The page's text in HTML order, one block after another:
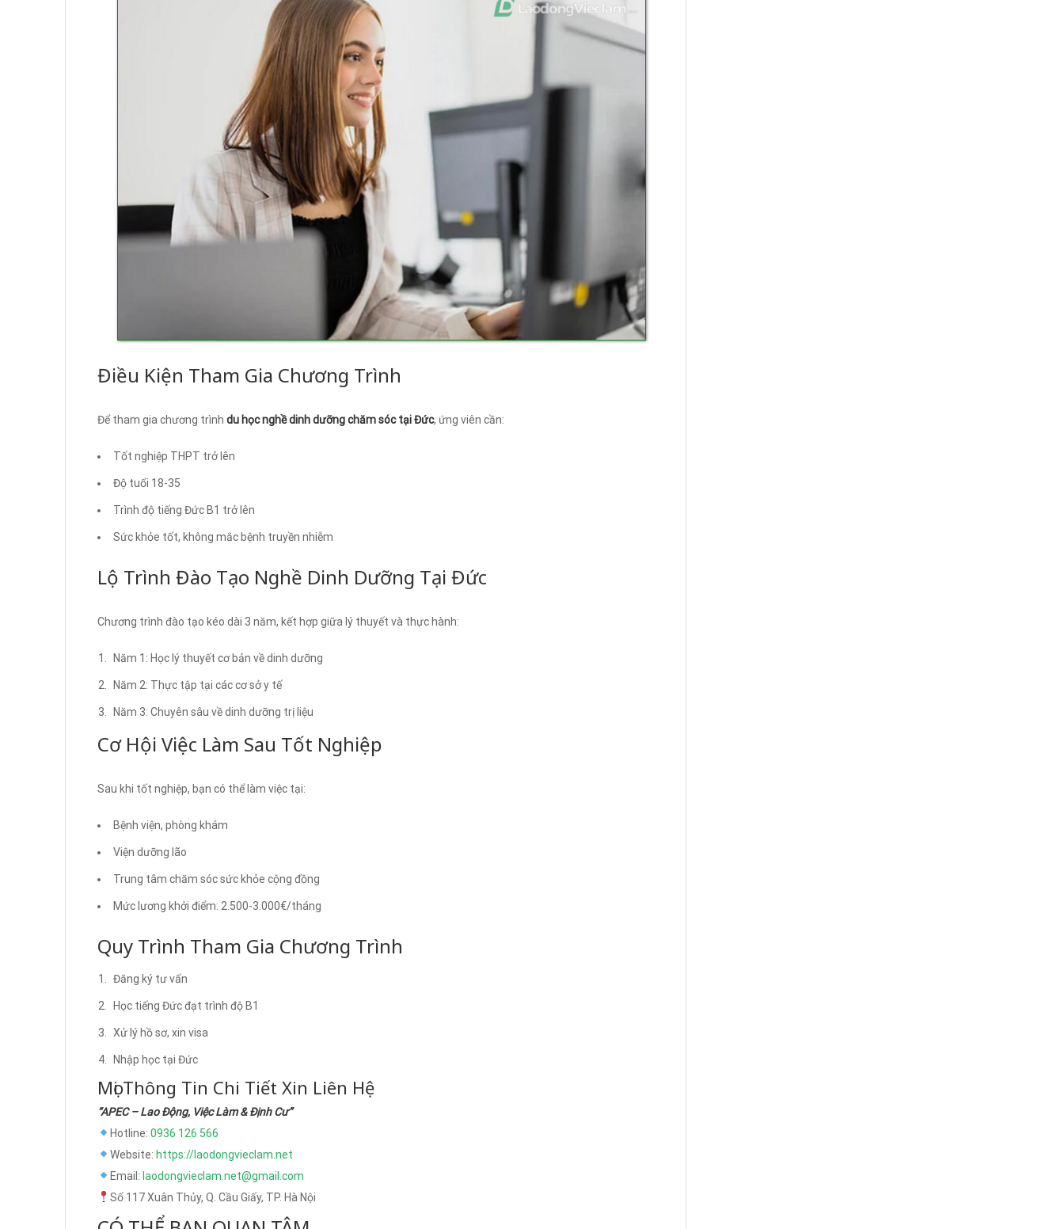
Điều Kiện Tham Gia Chương Trình
Để tham gia chương trình du học nghề dinh dưỡng chăm sóc tại Đức, ứng viên cần:
Tốt nghiệp THPT trở lên
Độ tuổi 18-35
Trình độ tiếng Đức B1 trở lên
Sức khỏe tốt, không mắc bệnh truyền nhiễm
Lộ Trình Đào Tạo Nghề Dinh Dưỡng Tại Đức
Chương trình đào tạo kéo dài 3 năm, kết hợp giữa lý thuyết và thực hành:
Năm 1: Học lý thuyết cơ bản về dinh dưỡng
Năm 2: Thực tập tại các cơ sở y tế
Năm 3: Chuyên sâu về dinh dưỡng trị liệu
Cơ Hội Việc Làm Sau Tốt Nghiệp
Sau khi tốt nghiệp, bạn có thể làm việc tại:
Bệnh viện, phòng khám
Viện dưỡng lão
Trung tâm chăm sóc sức khỏe cộng đồng
Mức lương khởi điểm: 2.500-3.000€/tháng
Quy Trình Tham Gia Chương Trình
Đăng ký tư vấn
Học tiếng Đức đạt trình độ B1
Xử lý hồ sơ, xin visa
Nhập học tại Đức
Mọi Thông Tin Chi Tiết Xin Liên Hệ
“APEC – Lao Động, Việc Làm & Định Cư”
Hotline: 0936 126 566
Website: https://laodongvieclam.net
Email: laodongvieclam.net@gmail.com
Số 117 Xuân Thủy, Q. Cầu Giấy, TP. Hà Nội